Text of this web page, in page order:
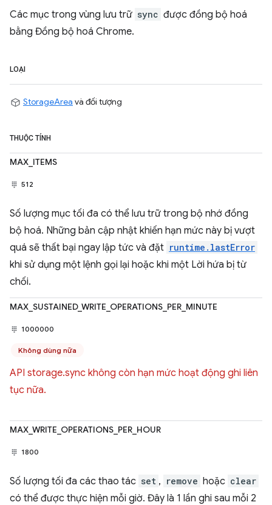
Các mục trong vùng lưu trữ sync được đồng bộ hoá
bằng Đồng bộ hoá Chrome.
LOẠI
StorageArea và đối tượng
THUỘC TÍNH
MAX_ITEMS
512
Số lượng mục tối đa có thể lưu trữ trong bộ nhớ đồng
bộ hoá. Những bản cập nhật khiến hạn mức này bị vượt
quá sẽ thất bại ngay lập tức và đặt runtime.lastError
khi sử dụng một lệnh gọi lại hoặc khi một Lời hứa bị từ
chối.
MAX_SUSTAINED_WRITE_OPERATIONS_PER_MINUTE
1000000
Không dùng nữa
API storage.sync không còn hạn mức hoạt động ghi liên
tục nữa.
MAX_WRITE_OPERATIONS_PER_HOUR
1800
Số lượng tối đa các thao tác set , remove hoặc clear
có thể được thực hiện mỗi giờ. Đây là 1 lần ghi sau mỗi 2